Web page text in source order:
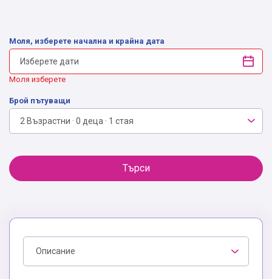
Моля, изберете начална и крайна дата
Моля изберете
Брой пътуващи
2 Възрастни · 0 деца · 1 стая
Търси
Описание